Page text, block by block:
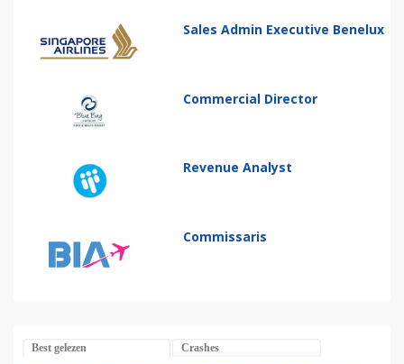
Sales Admin Executive Benelux
Commercial Director
Revenue Analyst
Commissaris
Best gelezen Crashes